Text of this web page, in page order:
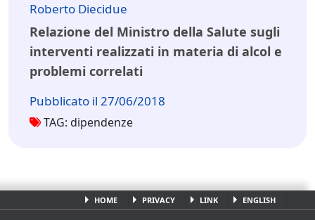
Roberto Diecidue
Relazione del Ministro della Salute sugli
interventi realizzati in materia di alcol e
problemi correlati
Pubblicato il 27/06/2018
TAG: dipendenze
HOME PRIVACY LINK ENGLISH